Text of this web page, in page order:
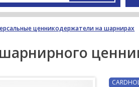
ценникодержатели на шарнирах